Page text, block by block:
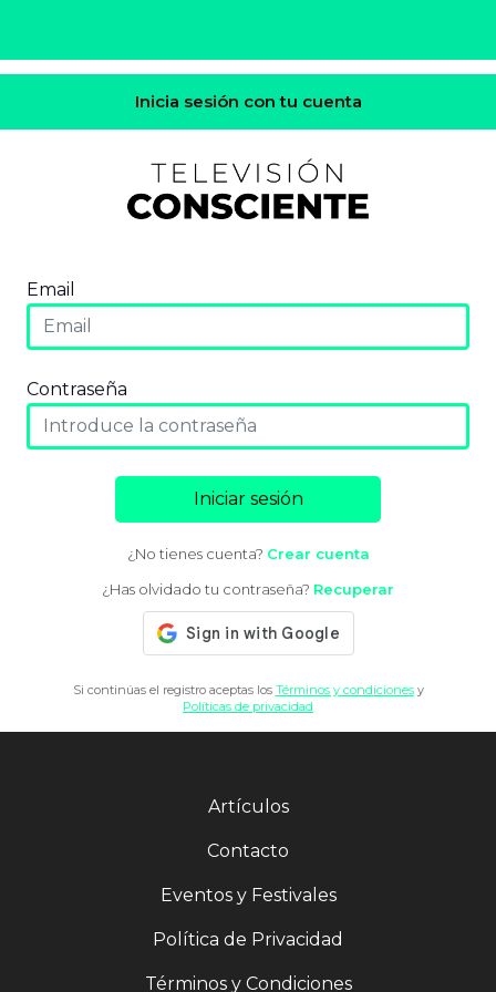
Inicia sesión con tu cuenta
Email
Contraseña
Iniciar sesión
¿No tienes cuenta? Crear cuenta
¿Has olvidado tu contraseña? Recuperar
Si continúas el registro aceptas los Términos y condicionesy
Políticas de privacidad
Artículos
Contacto
Eventos y Festivales
Política de Privacidad
Términos y Condiciones